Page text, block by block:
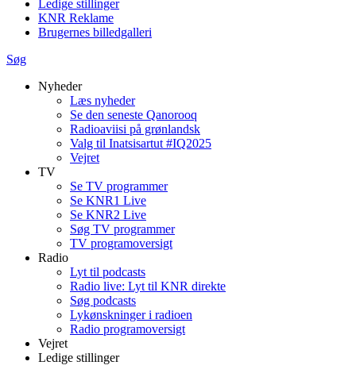
Ledige stillinger
KNR Reklame
Brugernes billedgalleri
Søg
Nyheder
Læs nyheder
Se den seneste Qanorooq
Radioaviisi på grønlandsk
Valg til Inatsisartut #IQ2025
Vejret
TV
Se TV programmer
Se KNR1 Live
Se KNR2 Live
Søg TV programmer
TV programoversigt
Radio
Lyt til podcasts
Radio live: Lyt til KNR direkte
Søg podcasts
Lykønskninger i radioen
Radio programoversigt
Vejret
Ledige stillinger